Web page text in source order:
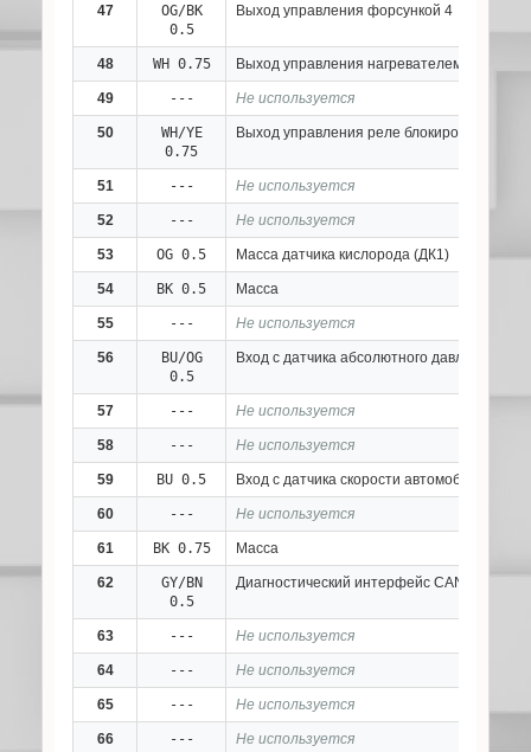
47
OG/BK
0.5
Выход управления форсункой 4
48 WH 0.75 Выход управления нагревателем датчика
49 --- Не используется
50
WH/YE
0.75
Выход управления реле блокировки
51 --- Не используется
52 --- Не используется
53 OG 0.5 Масса датчика кислорода (ДК1)
54 BK 0.5 Масса
55 --- Не используется
56
BU/OG
0.5
Вход с датчика абсолютного давления 1
57 --- Не используется
58 --- Не используется
59 BU 0.5 Вход с датчика скорости автомобиля
60 --- Не используется
61 BK 0.75 Масса
62
GY/BN
0.5
Диагностический интерфейс CAN-H
63 --- Не используется
64 --- Не используется
65 --- Не используется
66 --- Не используется